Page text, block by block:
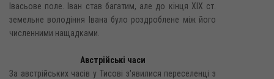
Івасьове поле. Іван став багатим, але до кінця XIX ст.
земельне володіння Івана було роздроблене між його
численними нащадками.
Австрійські часи
За австрійських часів у Тисові з'явилися переселенці з